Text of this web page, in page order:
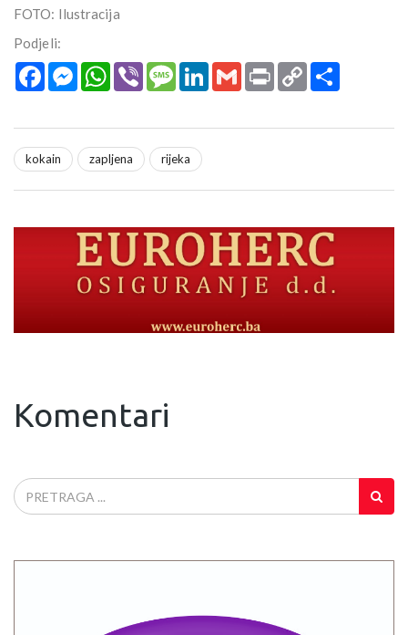
FOTO: Ilustracija
Podjeli:
FacebookMessengerWhatsApp
Viber MessageLinkedInGmail Print Copy
Link
kokain zapljena rijeka
Komentari